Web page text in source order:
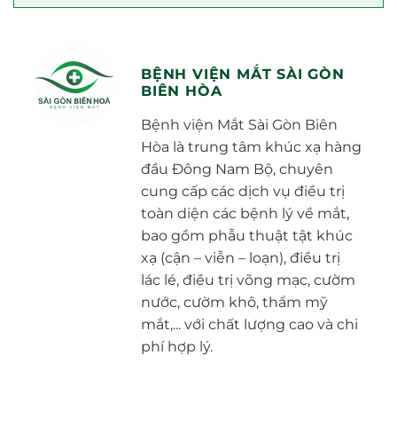
BỆNH VIỆN MẮT SÀI GÒN
BIÊN HÒA
Bệnh viện Mắt Sài Gòn Biên
Hòa là trung tâm khúc xạ hàng
đầu Đông Nam Bộ, chuyên
cung cấp các dịch vụ điều trị
toàn diện các bệnh lý về mắt,
bao gồm phẫu thuật tật khúc
xạ (cận – viễn – loạn), điều trị
lác lé, điều trị võng mạc, cườm
nước, cườm khô, thẩm mỹ
mắt,... với chất lượng cao và chi
phí hợp lý.